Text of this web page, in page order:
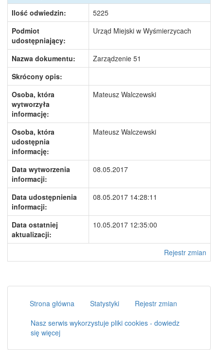
Ilość odwiedzin:
5225
Podmiot
udostępniający:
Urząd Miejski w Wyśmierzycach
Nazwa dokumentu:
Zarządzenie 51
Skrócony opis:
Osoba, która
wytworzyła
informację:
Mateusz Walczewski
Osoba, która
udostępnia
informację:
Mateusz Walczewski
Data wytworzenia
informacji:
08.05.2017
Data udostępnienia
informacji:
08.05.2017 14:28:11
Data ostatniej
aktualizacji:
10.05.2017 12:35:00
Rejestr zmian
Strona główna Statystyki
Rejestr zmian
Nasz serwis wykorzystuje pliki cookies - dowiedz
się więcej